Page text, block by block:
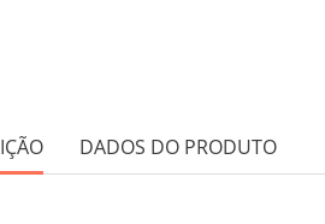
DADOS DO PRODUTO